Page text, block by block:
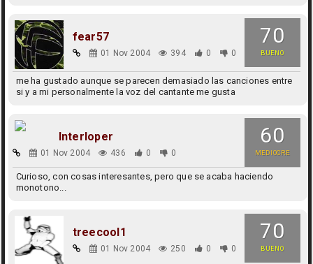
70
BUENO
fear57
01 Nov 2004 394 0 0
me ha gustado aunque se parecen demasiado las canciones entre
si y a mi personalmente la voz del cantante me gusta
60
MEDIOCRE
Interloper
01 Nov 2004 436 0 0
Curioso, con cosas interesantes, pero que se acaba haciendo
monotono...
70
BUENO
treecool1
01 Nov 2004 250 0 0